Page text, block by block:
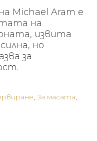
Michael Aram е
на
извита
но
за
,За масата,